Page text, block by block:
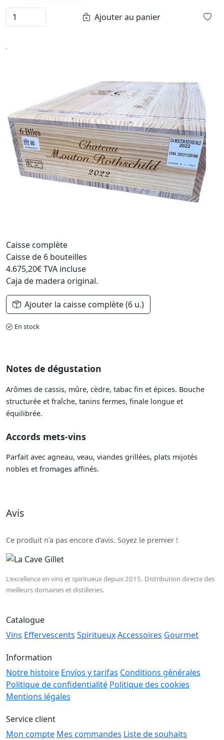
Ajouter au panier
Caisse complète
Caisse de 6 bouteilles
4.675,20€TVA incluse
Caja de madera original.
Ajouter la caisse complète (6 u.)
En stock
Notes de dégustation
Arômes de cassis, mûre, cèdre, tabac fin et épices. Bouche
structurée et fraîche, tanins fermes, finale longue et
équilibrée.
Accords mets-vins
Parfait avec agneau, veau, viandes grillées, plats mijotés
nobles et fromages affinés.
Avis
Ce produit n'a pas encore d'avis. Soyez le premier !
L'excellence en vins et spiritueux depuis 2015. Distribution directe des
meilleurs domaines et distilleries.
Catalogue
Vins Effervescents SpiritueuxAccessoires Gourmet
Information
Notre histoire Envíos y tarifas Conditions générales
Politique de confidentialité Politique des cookies
Mentions légales
Service client
Mon compte Mes commandes Liste de souhaits